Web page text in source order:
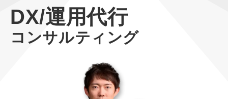
オーダーメイド支援
TOP
BPO支援
定額制営業代行『カリトルくん』
格安でAI導入支援『あいのりAI』
DX/運用代行
コンサルティング